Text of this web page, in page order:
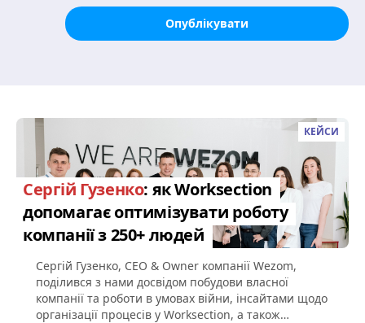
Опублікувати
КЕЙСИ
Сергій Гузенко: як Worksection
допомагає оптимізувати роботу
компанії з 250+ людей
Сергій Гузенко, CEO & Owner компанії Wezom,
поділився з нами досвідом побудови власної
компанії та роботи в умовах війни, інсайтами щодо
організації процесів у Worksection, а також